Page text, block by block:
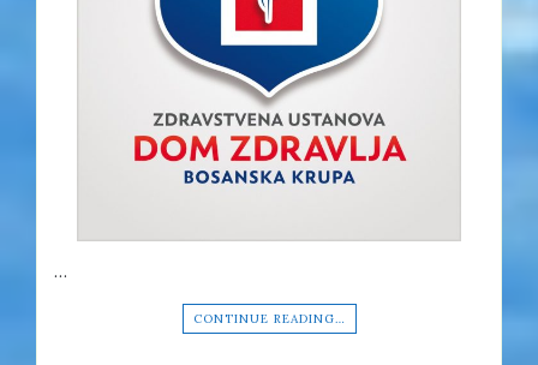
…
CONTINUE READING…